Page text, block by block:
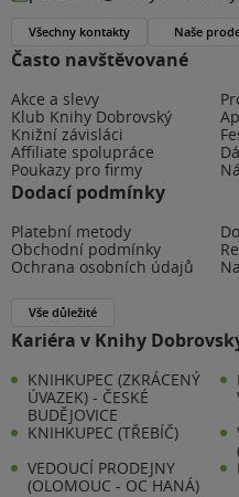
Často navštěvované
Akce a slevy
Klub Knihy Dobrovský
Knižní závisláci
Affiliate spolupráce
Poukazy pro firmy
Dodací podmínky
Platební metody
Obchodní podmínky
Ochrana osobních údajů
Vše důležité
Kariéra v Knihy
KNIHKUPEC (ZKRÁCENÝ
ÚVAZEK) - ČESKÉ
BUDĚJOVICE
KNIHKUPEC (TŘEBÍČ)
VEDOUCÍ PRODEJNY
(OLOMOUC - OC HANÁ)
Všechny kontakty Naše